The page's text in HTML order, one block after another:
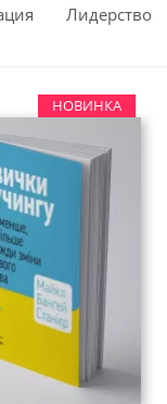
Лидерство
НОВИНКА